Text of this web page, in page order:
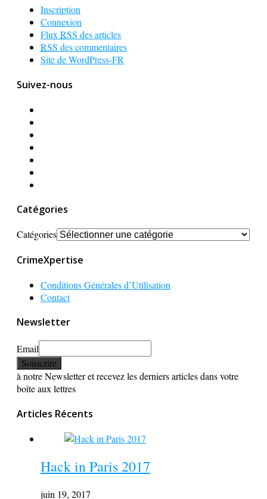
Inscription
Connexion
FluxRSS des articles
RSS des commentaires
Site de WordPress-FR
Suivez-nous
Catégories
Catégories
CrimeXpertise
Conditions Générales d’Utilisation
Contact
Newsletter
Email
à notre Newsletter et recevez les derniers articles dans votre
boîte aux lettres
Articles Récents
Hack in Paris 2017
juin 19, 2017